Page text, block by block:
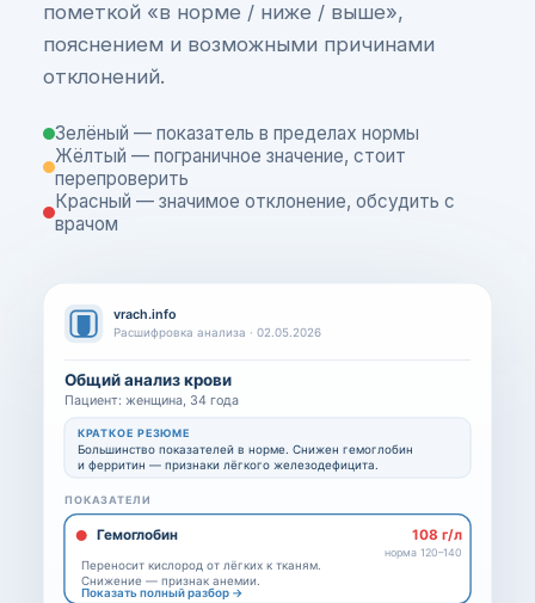
пометкой «в норме / ниже / выше»,
пояснением и возможными причинами
отклонений.
Зелёный — показатель в пределах нормы
Жёлтый — пограничное значение, стоит
перепроверить
Красный — значимое отклонение, обсудить с
врачом
vrach.info
Расшифровка анализа · 02.05.2026
Общий анализ крови
Пациент: женщина, 34 года
КРАТКОЕ РЕЗЮМЕ
Большинство показателей в норме. Снижен гемоглобин
и ферритин — признаки лёгкого железодефицита.
ПОКАЗАТЕЛИ
Гемоглобин 108 г/л
норма 120–140
Переносит кислород от лёгких к тканям.
Снижение — признак анемии.
Показать полный разбор →